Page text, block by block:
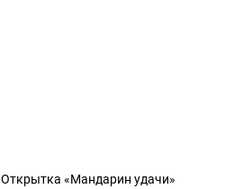
Открытка «Мандарин удачи»